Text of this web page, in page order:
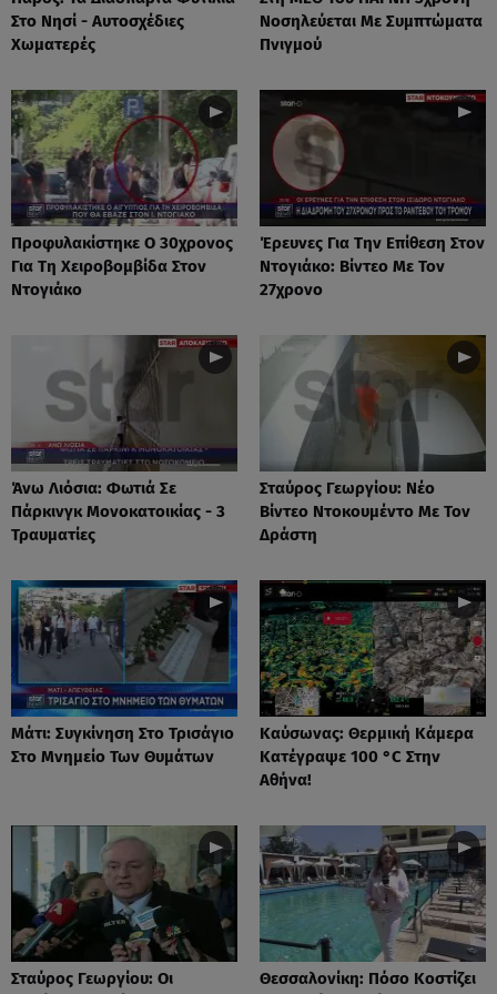
Στο Νησί - Αυτοσχέδιες
Χωματερές
Νοσηλεύεται Με Συμπτώματα
Πνιγμού
Προφυλακίστηκε Ο 30χρονος
Για Τη Χειροβομβίδα Στον
Ντογιάκο
Έρευνες Για Την Επίθεση Στον
Ντογιάκο: Βίντεο Με Τον
27χρονο
Άνω Λιόσια: Φωτιά Σε
Πάρκινγκ Μονοκατοικίας - 3
Τραυματίες
Σταύρος Γεωργίου: Νέο
Βίντεο Ντοκουμέντο Με Τον
Δράστη
Μάτι: Συγκίνηση Στο Τρισάγιο
Στο Μνημείο Των Θυμάτων
Καύσωνας: Θερμική Κάμερα
Κατέγραψε 100 °C Στην
Αθήνα!
Σταύρος Γεωργίου: Οι
Θεσσαλονίκη: Πόσο Κοστίζει